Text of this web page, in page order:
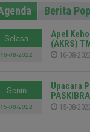
Berita
Selasa
16-08-2022
Apel
(AKRS)
16-08-
Senin
15-08-2022
Upacara
15-08-